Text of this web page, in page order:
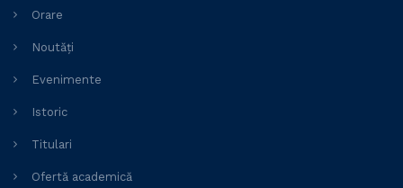
Orare
Noutăți
Evenimente
Istoric
Titulari
Ofertă academică